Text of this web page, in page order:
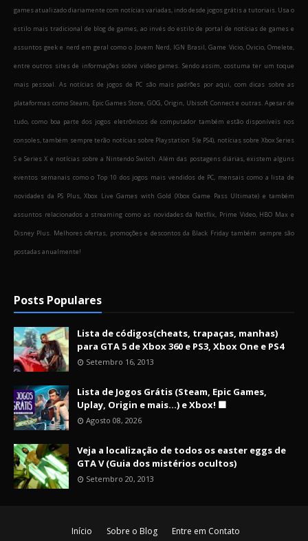
games atualizado diariamente com notícias variadas, indo desde jogos grátis a tutoriais. Usa o
estilo mais tradicional de blog de games, ao invés do estilo de portal de notícias de games e
assuntos geek e nerd em geral como o Jovem Nerd, IGN Brasil, Game Vicio, Ovicio, Omelete,
entre outros sites de informações sobre video games. Sendo assim, costuma ter um toque
mais pessoal. As notícias de jogos de PC são mais padrões por aqui, com dicas sobre as
plataformas como Steam, Epic Games Store, GOG, Origin, Ubisoft Connect e outras. Apesar de
tudo, como boa parte dos jogos eletrônicos de computador também estão disponíveis nos
consoles, também sempre terão notícias sobre Playstation 5 (e PS4), notícias sobre Xbox Series
S e Series X e notícias sobre a Nintendo Switch. Além das postagens diárias, existem alguns
eventos semanais como o Top 10 dos jogos mais vendidos de PC, mensais como a lista de
novidades da PS Plus, Xbox Live Games with Gold (Xbox Game Pass Ultimate) e também
assuntos relacionados a streaming como as novidades da Netflix, Prime Video, HBO Max e
Disney Plus. Melhores ofertas, promoções e descontos da Black Friday também sempre são
postadas anualmente!
Posts Populares
Lista de códigos(cheats, trapaças, manhas)
para GTA 5 de Xbox 360 e PS3, Xbox One e PS4
Setembro 16, 2013
Lista de Jogos Grátis (Steam, Epic Games,
Uplay, Origin e mais...) e Xbox! 🟩
Agosto 08, 2026
Veja a localização de todos os easter eggs de
GTA V (Guia dos mistérios ocultos)
Setembro 20, 2013
Início Sobre o Blog Entre em Contato